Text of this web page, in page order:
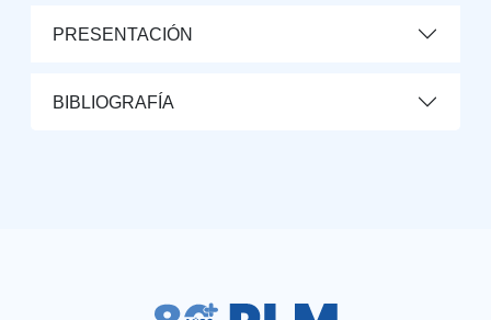
PRESENTACIÓN
BIBLIOGRAFÍA